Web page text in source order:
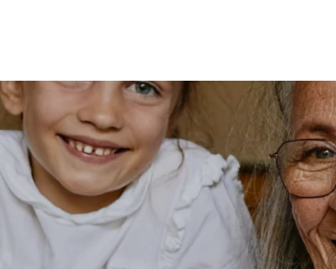
ENFANTS
BEAUTÉ